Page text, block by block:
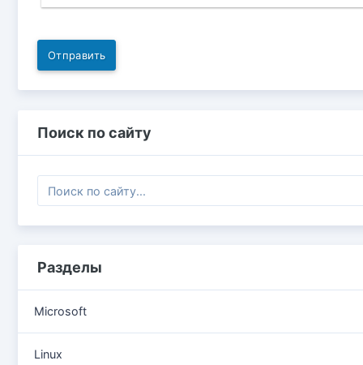
Отправить
Поиск по сайту
Разделы
Microsoft
Linux